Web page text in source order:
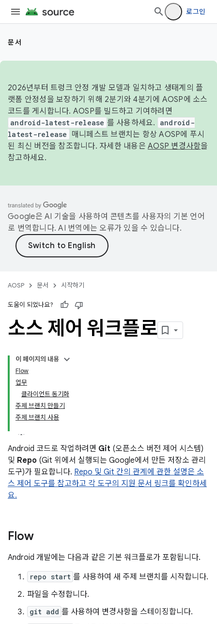
로그인
문서
2026년부터 트렁크 안정 개발 모델과 일치하고 생태계의 플
랫폼 안정성을 보장하기 위해 2분기와 4분기에 AOSP에 소스
코드를 게시합니다. AOSP를 빌드하고 기여하려면
android-latest-release 를 사용하세요.
android-
latest-release
매니페스트 브랜치는 항상 AOSP에 푸시
된 최신 버전을 참조합니다. 자세한 내용은 AOSP 변경사항을
참고하세요.
Google은 AI 기술을 사용하여 콘텐츠를 사용자의 기본 언어
로 번역합니다. AI 번역에는 오류가 있을 수 있습니다.
AOSP 문서 시작하기
도움이 되었나요?
소스 제어 워크플로
이 페이지의 내용
Flow
업무
클라이언트 동기화
주제 브랜치 만들기
주제 브랜치 사용
Android 코드로 작업하려면 Git (오픈소스 버전 제어 시스템)
및 Repo (Git 위에서 실행되는 Google에서 만든 저장소 관리
도구)가 필요합니다. Repo 및 Git 간의 관계에 관한 설명은 소
스 제어 도구를 참고하고 각 도구의 지원 문서 링크를 확인하세
요.
Flow
Android 개발에는 다음과 같은 기본 워크플로가 포함됩니다.
repo start 를 사용하여 새 주제 브랜치를 시작합니다.
파일을 수정합니다.
git add 를 사용하여 변경사항을 스테이징합니다.